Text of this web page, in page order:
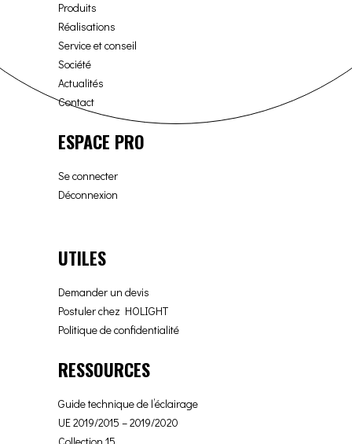
Produits
Réalisations
Service et conseil
Société
Actualités
Contact
ESPACE PRO
Se connecter
Déconnexion
UTILES
Demander un devis
Postuler chez HOLIGHT
Politique de confidentialité
RESSOURCES
Guide technique de l’éclairage
UE 2019/2015 – 2019/2020